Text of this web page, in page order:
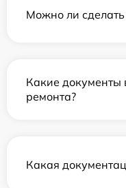
Можно ли
Какие документы
ремонта?
Какая